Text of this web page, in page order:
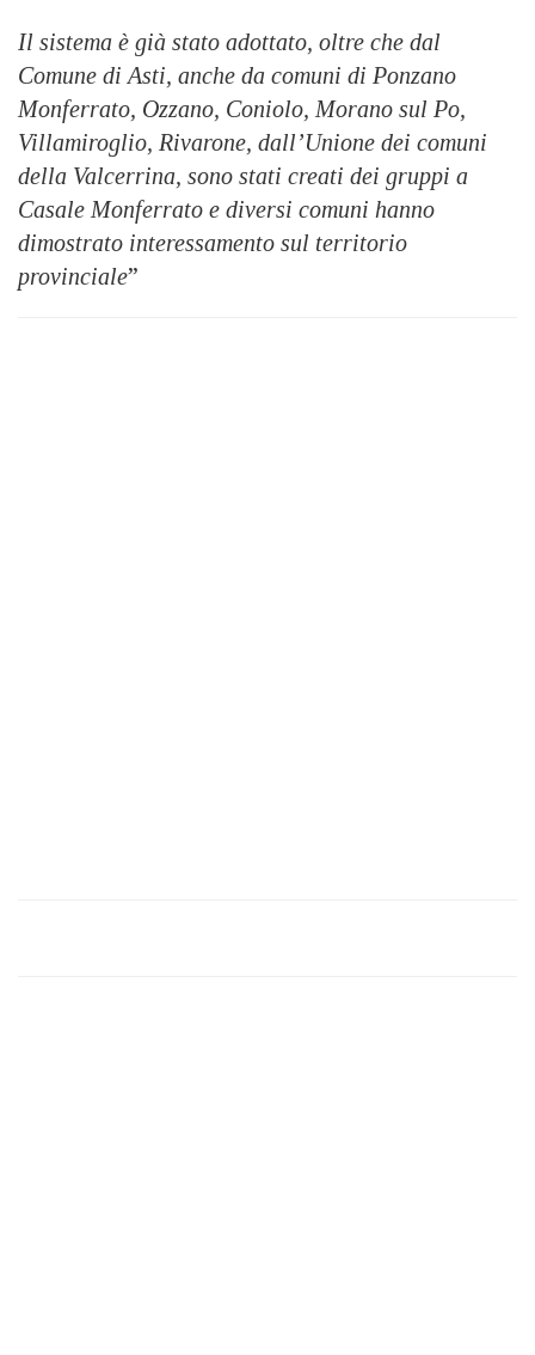
Il sistema è già stato adottato, oltre che dal
Comune di Asti, anche da comuni di Ponzano
Monferrato, Ozzano, Coniolo, Morano sul Po,
Villamiroglio, Rivarone, dall’Unione dei comuni
della Valcerrina, sono stati creati dei gruppi a
Casale Monferrato e diversi comuni hanno
dimostrato interessamento sul territorio
provinciale”